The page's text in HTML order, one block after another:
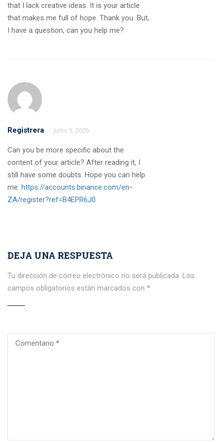
that I lack creative ideas. It is your article
that makes me full of hope. Thank you. But,
I have a question, can you help me?
Registrera junio 3, 2026
Can you be more specific about the
content of your article? After reading it, I
still have some doubts. Hope you can help
me. https://accounts.binance.com/en-
ZA/register?ref=B4EPR6J0
DEJA UNA RESPUESTA
Tu dirección de correo electrónico no será publicada. Los
campos obligatorios están marcados con *